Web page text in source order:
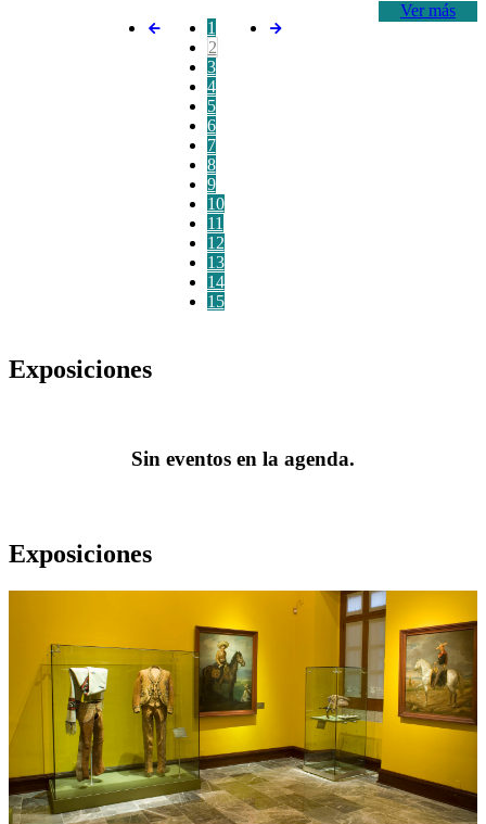
Ver más
1
2
3
4
5
6
7
8
9
10
11
12
13
14
15
Exposiciones
Sin eventos en la agenda.
Exposiciones